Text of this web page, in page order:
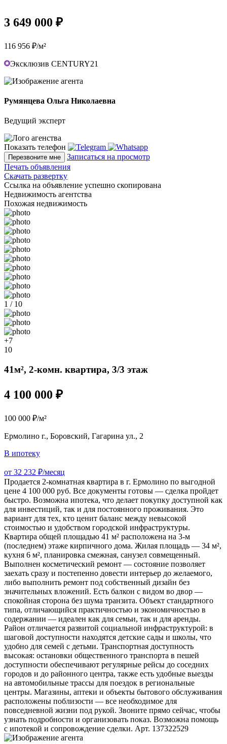
3 649 000 ₽
116 956 ₽/м²
Эксклюзив CENTURY21
Румянцева Ольга Николаевна
Ведущий эксперт
Показать телефон
Перезвоните мне
Записаться на просмотр
Печать объявления
Скачать развертку
Ссылка на объявление успешно скопирована
Недвижимость агентства
Похожая недвижимость
1 / 10
+7
10
41м², 2-комн. квартира, 3/3 этаж
4 100 000 ₽
100 000 ₽/м²
Ермолино г., Боровский, Гагарина ул., 2
В ипотеку
от 32 232 ₽/месяц
Продается 2‑комнатная квартира в г. Ермолино по выгодной
цене 4 100 000 руб. Все документы готовы — сделка пройдет
быстро. Возможна ипотека, что делает покупку доступной как
для инвестиций, так и для постоянного проживания. Это
вариант для тех, кто ценит баланс между невысокой
стоимостью и удобством городской инфраструктуры.
Квартира общей площадью 41 м² расположена на 3-м
(последнем) этаже кирпичного дома. Жилая площадь — 34 м²,
кухня 6 м², планировка смежная, санузел совмещенный.
Выполнен косметический ремонт — состояние позволяет
заехать сразу и постепенно довести интерьер до желаемого,
либо выполнить ремонт под собственный дизайн без
значительных вложений. Есть балкон с видом во двор —
спокойная сторона без шума транзита. Объект стандартного
типа, отличающийся практичностью и экономичностью в
содержании — идеален как для семьи, так и для аренды.
Район отличается развитой социальной инфраструктурой: в
шаговой доступности находятся детские сады и школы, что
удобно для семей с детьми. Транспортная доступность
высокая: остановки общественного транспорта в пешей
доступности обеспечивают регулярные рейсы до соседних
городов и до районного центра, также есть удобные выезды
на автомобильные трассы для поездок в региональные
центры. Магазины, аптеки и объекты бытового обслуживания
расположены поблизости — все необходимое для
повседневной жизни под рукой. Звоните прямо сейчас, чтобы
узнать подробности и организовать показ. Возможна помощь
с ипотекой и сопровождение сделки. Арт. 137322529